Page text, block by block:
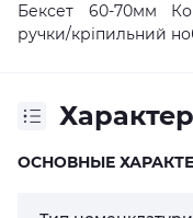
Бексет 60-70мм
ручки/кріпильний
ОСНОВНЫЕ